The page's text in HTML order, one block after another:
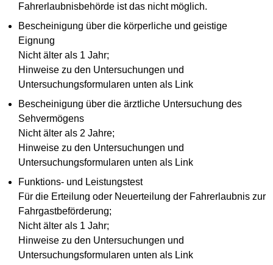
Fahrerlaubnisbehörde ist das nicht möglich.
Bescheinigung über die körperliche und geistige
Eignung
Nicht älter als 1 Jahr;
Hinweise zu den Untersuchungen und
Untersuchungsformularen unten als Link
Bescheinigung über die ärztliche Untersuchung des
Sehvermögens
Nicht älter als 2 Jahre;
Hinweise zu den Untersuchungen und
Untersuchungsformularen unten als Link
Funktions- und Leistungstest
Für die Erteilung oder Neuerteilung der Fahrerlaubnis zur
Fahrgastbeförderung;
Nicht älter als 1 Jahr;
Hinweise zu den Untersuchungen und
Untersuchungsformularen unten als Link